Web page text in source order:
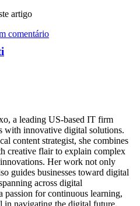
artigo
comentário
a leading US-based IT firm
with innovative digital solutions.
content strategist, she combines
creative flair to explain complex
Her work not only
guides businesses toward digital
across digital
passion for continuous learning,